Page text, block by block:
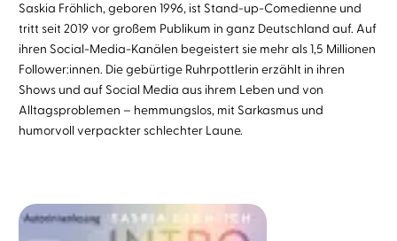
Saskia Fröhlich, geboren 1996, ist Stand-up-Comedienne und
tritt seit 2019 vor großem Publikum in ganz Deutschland auf. Auf
ihren Social-Media-Kanälen begeistert sie mehr als 1,5 Millionen
Follower:innen. Die gebürtige Ruhrpottlerin erzählt in ihren
Shows und auf Social Media aus ihrem Leben und von
Alltagsproblemen – hemmungslos, mit Sarkasmus und
humorvoll verpackter schlechter Laune.